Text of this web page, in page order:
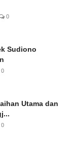
0
Sudiono
0
Utama dan
0